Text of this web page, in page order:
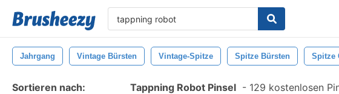
Jahrgang Vintage Bürsten Vintage-Spitze Spitze Bürsten Spitze
Sortieren nach: Tappning Robot Pinsel - 129 kostenlosen